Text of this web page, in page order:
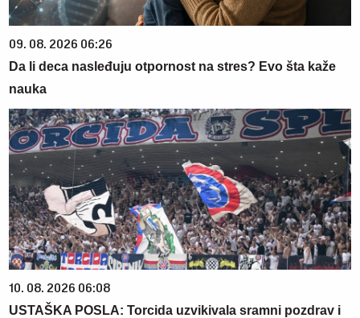
09. 08. 2026 06:26
Da li deca nasleđuju otpornost na stres? Evo šta kaže
nauka
10. 08. 2026 06:08
USTAŠKA POSLA: Torcida uzvikivala sramni pozdrav i